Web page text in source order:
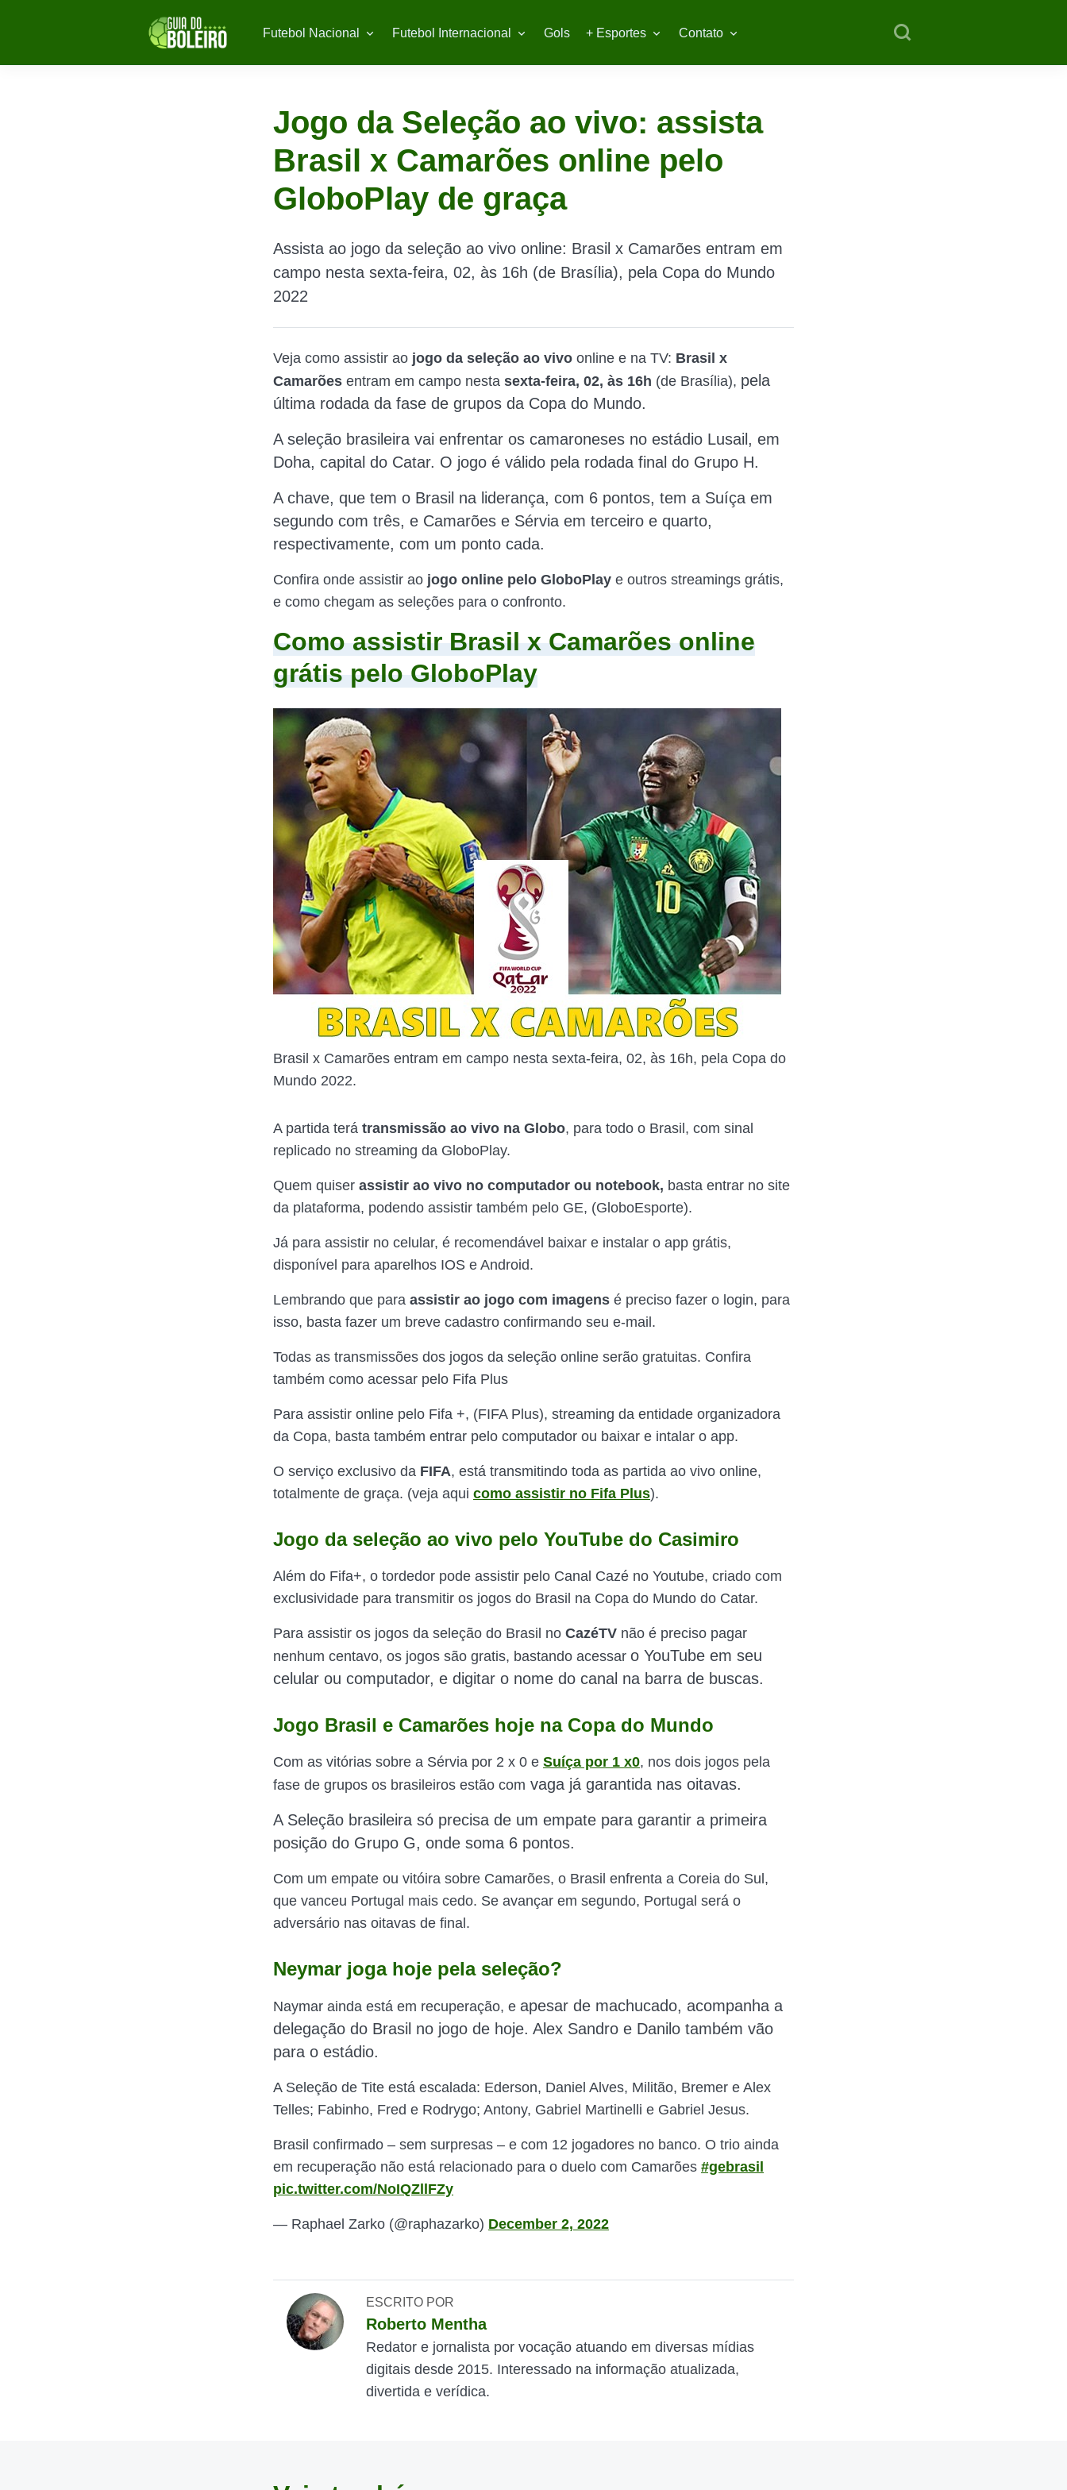
Futebol Nacional Futebol Internacional Gols + Esportes Contato
Jogo da Seleção ao vivo: assista
Brasil x Camarões online pelo
GloboPlay de graça
Assista ao jogo da seleção ao vivo online: Brasil x Camarões entram em
campo nesta sexta-feira, 02, às 16h (de Brasília), pela Copa do Mundo
2022
Veja como assistir ao jogo da seleção ao vivo online e na TV: Brasil x
Camarões entram em campo nesta sexta-feira, 02, às 16h (de Brasília), pela
última rodada da fase de grupos da Copa do Mundo.
A seleção brasileira vai enfrentar os camaroneses no estádio Lusail, em
Doha, capital do Catar. O jogo é válido pela rodada final do Grupo H.
A chave, que tem o Brasil na liderança, com 6 pontos, tem a Suíça em
segundo com três, e Camarões e Sérvia em terceiro e quarto,
respectivamente, com um ponto cada.
Confira onde assistir ao jogo online pelo GloboPlay e outros streamings grátis,
e como chegam as seleções para o confronto.
Como assistir Brasil x Camarões online
grátis pelo GloboPlay
Brasil x Camarões entram em campo nesta sexta-feira, 02, às 16h, pela Copa do
Mundo 2022.
A partida terá transmissão ao vivo na Globo, para todo o Brasil, com sinal
replicado no streaming da GloboPlay.
Quem quiser assistir ao vivo no computador ou notebook, basta entrar no site
da plataforma, podendo assistir também pelo GE, (GloboEsporte).
Já para assistir no celular, é recomendável baixar e instalar o app grátis,
disponível para aparelhos IOS e Android.
Lembrando que para assistir ao jogo com imagens é preciso fazer o login, para
isso, basta fazer um breve cadastro confirmando seu e-mail.
Todas as transmissões dos jogos da seleção online serão gratuitas. Confira
também como acessar pelo Fifa Plus
Para assistir online pelo Fifa +, (FIFA Plus), streaming da entidade organizadora
da Copa, basta também entrar pelo computador ou baixar e intalar o app.
O serviço exclusivo da FIFA, está transmitindo toda as partida ao vivo online,
totalmente de graça. (veja aqui como assistir no Fifa Plus).
Jogo da seleção ao vivo pelo YouTube do Casimiro
Além do Fifa+, o tordedor pode assistir pelo Canal Cazé no Youtube, criado com
exclusividade para transmitir os jogos do Brasil na Copa do Mundo do Catar.
Para assistir os jogos da seleção do Brasil no CazéTV não é preciso pagar
nenhum centavo, os jogos são gratis, bastando acessar o YouTube em seu
celular ou computador, e digitar o nome do canal na barra de buscas.
Jogo Brasil e Camarões hoje na Copa do Mundo
Com as vitórias sobre a Sérvia por 2 x 0 e Suíça por 1 x0, nos dois jogos pela
fase de grupos os brasileiros estão com vaga já garantida nas oitavas.
A Seleção brasileira só precisa de um empate para garantir a primeira
posição do Grupo G, onde soma 6 pontos.
Com um empate ou vitóira sobre Camarões, o Brasil enfrenta a Coreia do Sul,
que vanceu Portugal mais cedo. Se avançar em segundo, Portugal será o
adversário nas oitavas de final.
Neymar joga hoje pela seleção?
Naymar ainda está em recuperação, e apesar de machucado, acompanha a
delegação do Brasil no jogo de hoje. Alex Sandro e Danilo também vão
para o estádio.
A Seleção de Tite está escalada: Ederson, Daniel Alves, Militão, Bremer e Alex
Telles; Fabinho, Fred e Rodrygo; Antony, Gabriel Martinelli e Gabriel Jesus.
Brasil confirmado – sem surpresas – e com 12 jogadores no banco. O trio ainda
em recuperação não está relacionado para o duelo com Camarões #gebrasil
pic.twitter.com/NoIQZllFZy
— Raphael Zarko (@raphazarko) December 2, 2022
ESCRITO POR
Roberto Mentha
Redator e jornalista por vocação atuando em diversas mídias
digitais desde 2015. Interessado na informação atualizada,
divertida e verídica.